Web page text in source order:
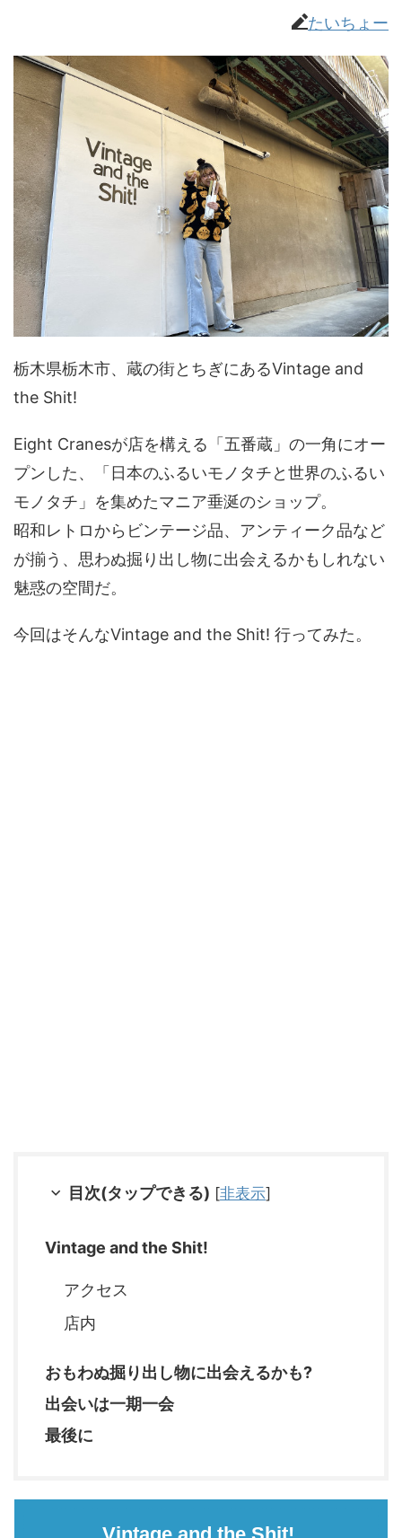
たいちょー
栃木県栃木市、蔵の街とちぎにあるVintage and
the Shit!
Eight Cranesが店を構える「五番蔵」の一角にオー
プンした、「日本のふるいモノタチと世界のふるい
モノタチ」を集めたマニア垂涎のショップ。
昭和レトロからビンテージ品、アンティーク品など
が揃う、思わぬ掘り出し物に出会えるかもしれない
魅惑の空間だ。
今回はそんなVintage and the Shit! 行ってみた。
目次(タップできる) [非表示]
Vintage and the Shit!
アクセス
店内
おもわぬ掘り出し物に出会えるかも?
出会いは一期一会
最後に